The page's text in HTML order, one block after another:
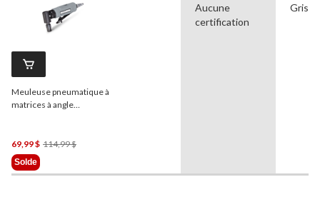
Meuleuse pneumatique à
matrices à angle
69,99 $ 114,99 $Prix
114,99 $
Solde
Aucune
certification
Gris